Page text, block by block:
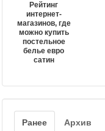
Рейтинг
интернет-
магазинов, где
можно купить
постельное
белье евро
сатин
Ранее Архив